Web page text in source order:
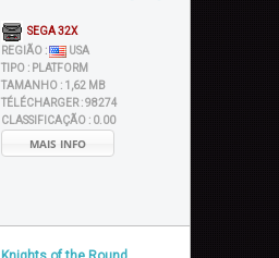
SEGA 32X
REGIÃO :
USA
TIPO : PLATFORM
TAMANHO : 1,62 MB
TÉLÉCHARGER :98274
CLASSIFICAÇÃO : 0.00
MAIS INFO